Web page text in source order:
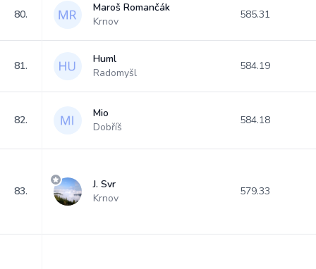
80.
Maroš Romančák
Krnov
585.31
81.
Huml
Radomyšl
584.19
82.
Mio
Dobříš
584.18
83.
J. Svr
Krnov
579.33